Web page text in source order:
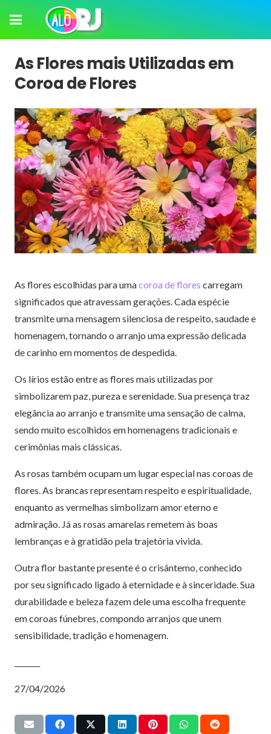
As Flores mais Utilizadas em
Coroa de Flores
As flores escolhidas para umacoroa de flores carregam
significados que atravessam gerações. Cada espécie
transmite uma mensagem silenciosa de respeito, saudade e
homenagem, tornando o arranjo uma expressão delicada
de carinho em momentos de despedida.
Os lírios estão entre as flores mais utilizadas por
simbolizarem paz, pureza e serenidade. Sua presença traz
elegância ao arranjo e transmite uma sensação de calma,
sendo muito escolhidos em homenagens tradicionais e
cerimônias mais clássicas.
As rosas também ocupam um lugar especial nas coroas de
flores. As brancas representam respeito e espiritualidade,
enquanto as vermelhas simbolizam amor eterno e
admiração. Já as rosas amarelas remetem às boas
lembranças e à gratidão pela trajetória vivida.
Outra flor bastante presente é o crisântemo, conhecido
por seu significado ligado à eternidade e à sinceridade. Sua
durabilidade e beleza fazem dele uma escolha frequente
em coroas fúnebres, compondo arranjos que unem
sensibilidade, tradição e homenagem.
27/04/2026